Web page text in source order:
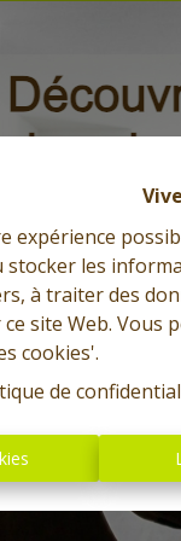
expérience
les
à traiter des
site Web.
cookies'.
de